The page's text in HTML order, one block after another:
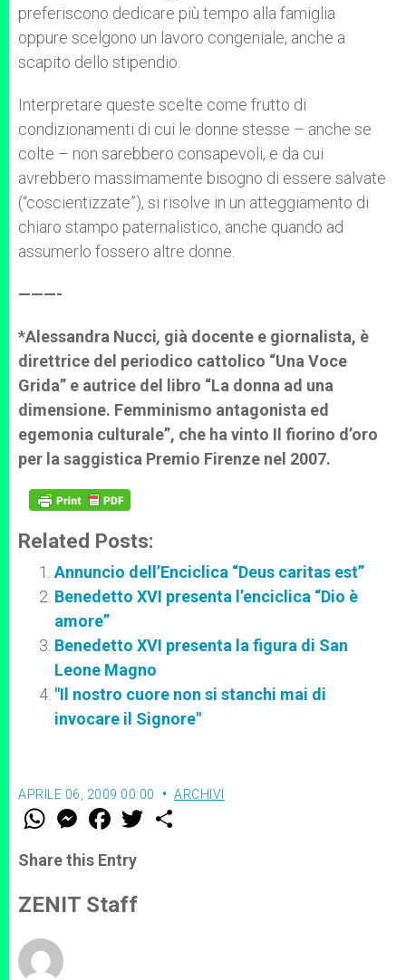
preferiscono dedicare più tempo alla famiglia
oppure scelgono un lavoro congeniale, anche a
scapito dello stipendio.
Interpretare queste scelte come frutto di
condizionamenti di cui le donne stesse – anche se
colte – non sarebbero consapevoli, e da cui
avrebbero massimamente bisogno di essere salvate
(“coscientizzate”), si risolve in un atteggiamento di
chiaro stampo paternalistico, anche quando ad
assumerlo fossero altre donne.
———-
*Alessandra Nucci, già docente e giornalista, è
direttrice del periodico cattolico “Una Voce
Grida” e autrice del libro “La donna ad una
dimensione. Femminismo antagonista ed
egemonia culturale”, che ha vinto Il fiorino d’oro
per la saggistica Premio Firenze nel 2007.
Related Posts:
Annuncio dell’Enciclica “Deus caritas est”
Benedetto XVI presenta l’enciclica “Dio è
amore”
Benedetto XVI presenta la figura di San
Leone Magno
"Il nostro cuore non si stanchi mai di
invocare il Signore"
APRILE 06, 2009 00:00 ARCHIVI
W
t
s
p
p
M
e
s
e
g
e
F
a
e
b
o
k
w
Share this Entry
ZENIT Staff